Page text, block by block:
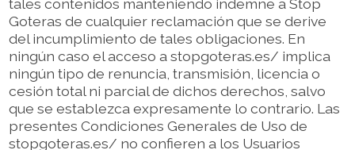
tales contenidos manteniendo indemne a Stop
Goteras de cualquier reclamación que se derive
del incumplimiento de tales obligaciones. En
ningún caso el acceso a stopgoteras.es/ implica
ningún tipo de renuncia, transmisión, licencia o
cesión total ni parcial de dichos derechos, salvo
que se establezca expresamente lo contrario. Las
presentes Condiciones Generales de Uso de
stopgoteras.es/ no confieren a los Usuarios